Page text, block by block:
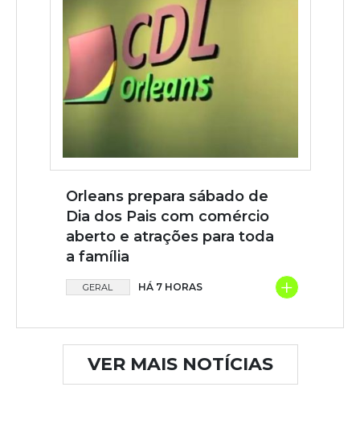
Orleans prepara sábado de
Dia dos Pais com comércio
aberto e atrações para toda
a família
GERAL HÁ 7 HORAS +
VER MAIS NOTÍCIAS